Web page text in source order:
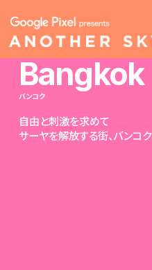
Bangkok
バンコク
自由と刺激を求めて
サーヤを解放する街、バンコク